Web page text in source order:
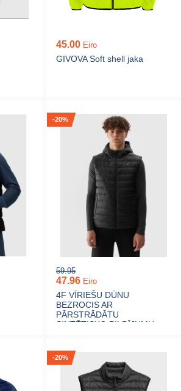
45.00 Eiro
GIVOVA Soft shell jaka
59.95
-20%
47.96 Eiro
4F VĪRIEŠU DŪNU
BEZROCIS AR
PĀRSTRĀDĀTU
SINTĒTISKO PILDĪJUMU
-20%